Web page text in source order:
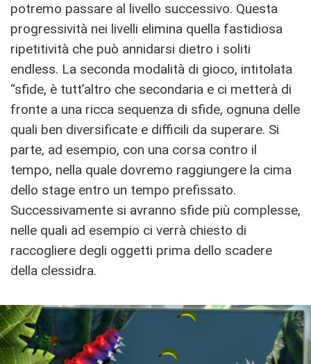
potremo passare al livello successivo. Questa
progressività nei livelli elimina quella fastidiosa
ripetitività che può annidarsi dietro i soliti
endless. La seconda modalità di gioco, intitolata
“sfide, è tutt’altro che secondaria e ci metterà di
fronte a una ricca sequenza di sfide, ognuna delle
quali ben diversificate e difficili da superare. Si
parte, ad esempio, con una corsa contro il
tempo, nella quale dovremo raggiungere la cima
dello stage entro un tempo prefissato.
Successivamente si avranno sfide più complesse,
nelle quali ad esempio ci verrà chiesto di
raccogliere degli oggetti prima dello scadere
della clessidra.